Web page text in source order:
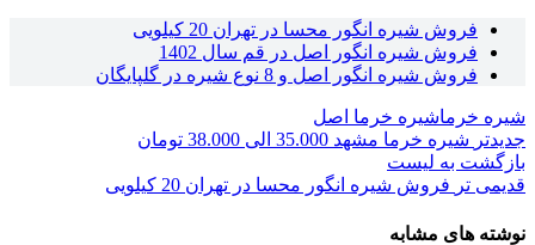
فروش شیره انگور محسا در تهران 20 کیلویی
فروش شیره انگور اصل در قم سال 1402
فروش شیره انگور اصل و 8 نوع شیره در گلپایگان
شیره خرماشیره خرما اصل
جدیدتر شیره خرما مشهد 35.000 الی 38.000 تومان
بازگشت به لیست
قدیمی تر فروش شیره انگور محسا در تهران 20 کیلویی
نوشته های مشابه